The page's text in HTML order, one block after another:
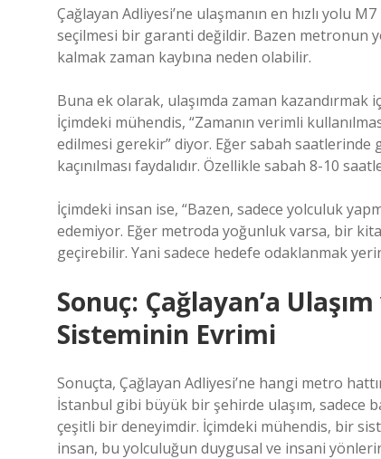
Çağlayan Adliyesi’ne ulaşmanın en hızlı yolu
seçilmesi bir garanti değildir. Bazen metronun
kalmak zaman kaybına neden olabilir.
Buna ek olarak, ulaşımda zaman
İçimdeki mühendis, “Zamanın verimli
edilmesi gerekir” diyor. Eğer sabah
kaçınılması faydalıdır. Özellikle sabah 8-10
İçimdeki insan ise, “Bazen, sadece yolculuk
edemiyor. Eğer metroda yoğunluk varsa, bir
geçirebilir. Yani sadece hedefe odaklanmak
Sonuç: Çağlayan’a
Sisteminin Evrimi
Sonuçta, Çağlayan Adliyesi’ne hangi metro
İstanbul gibi büyük bir şehirde ulaşım, sadece
çeşitli bir deneyimdir. İçimdeki mühendis, bir
insan, bu yolculuğun duygusal ve insani